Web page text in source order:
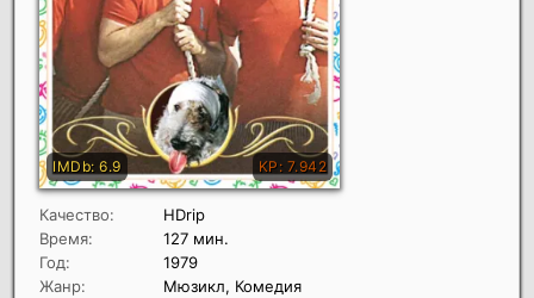
Качество:
HDrip
Время:
127 мин.
Год:
1979
Жанр:
Мюзикл, Комедия